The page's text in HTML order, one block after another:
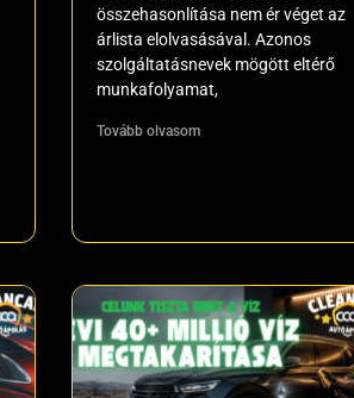
összehasonlítása nem ér véget az
árlista elolvasásával. Azonos
szolgáltatásnevek mögött eltérő
munkafolyamat,
Tovább olvasom